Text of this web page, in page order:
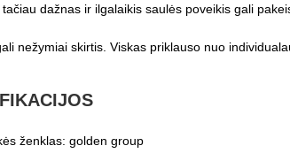
dažnas ir ilgalaikis saulės poveikis gali
nežymiai skirtis. Viskas priklauso nuo
ženklas: golden group